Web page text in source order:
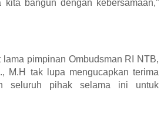
bangun dengan kebersamaan,”
lama pimpinan Ombudsman RI NTB,
M.H tak lupa mengucapkan terima
seluruh pihak selama ini untuk